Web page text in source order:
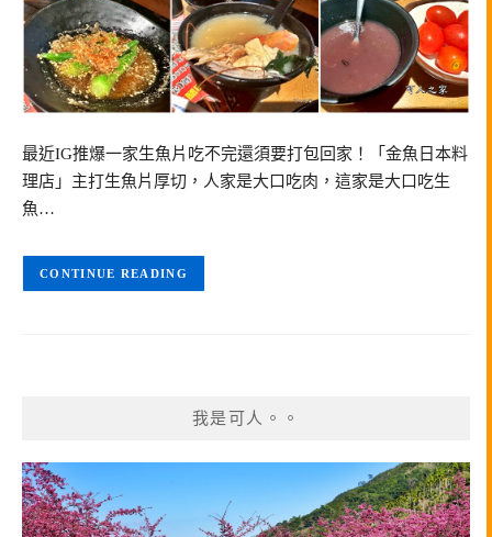
最近IG推爆一家生魚片吃不完還須要打包回家！「金魚日本料
理店」主打生魚片厚切，人家是大口吃肉，這家是大口吃生
魚…
CONTINUE READING
我是可人。。